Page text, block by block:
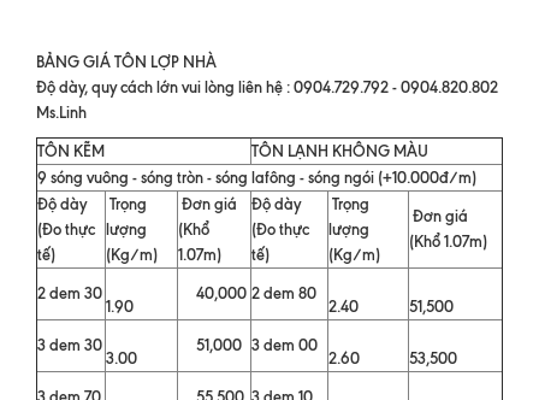
BẢNG GIÁ TÔN LỢP NHÀ
Độ dày, quy cách lớn vui lòng liên hệ : 0904.729.792 - 0904.820.802
Ms.Linh
TÔN KẼM
TÔN LẠNH KHÔNG MÀU
9 sóng vuông - sóng tròn - sóng lafông - sóng ngói (+10.000đ/m)
Độ dày
(Đo thực
tế)
Trọng
lượng
(Kg/m)
Đơn giá
(Khổ
1.07m)
Độ dày
(Đo thực
tế)
Trọng
lượng
(Kg/m)
Đơn giá
(Khổ 1.07m)
2 dem 30
1.90
40,000 2 dem 80
2.40
51,500
3 dem 30
3.00
51,000 3 dem 00
2.60
53,500